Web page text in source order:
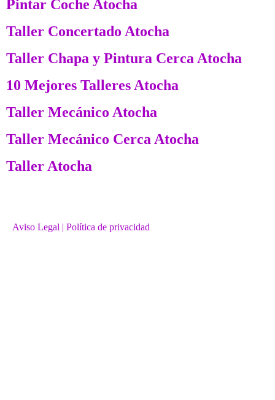
Pintar Coche Atocha
Taller Concertado Atocha
Taller Chapa y Pintura Cerca Atocha
10 Mejores Talleres Atocha
Taller Mecánico Atocha
Taller Mecánico Cerca Atocha
Taller Atocha
Aviso Legal | Política de privacidad